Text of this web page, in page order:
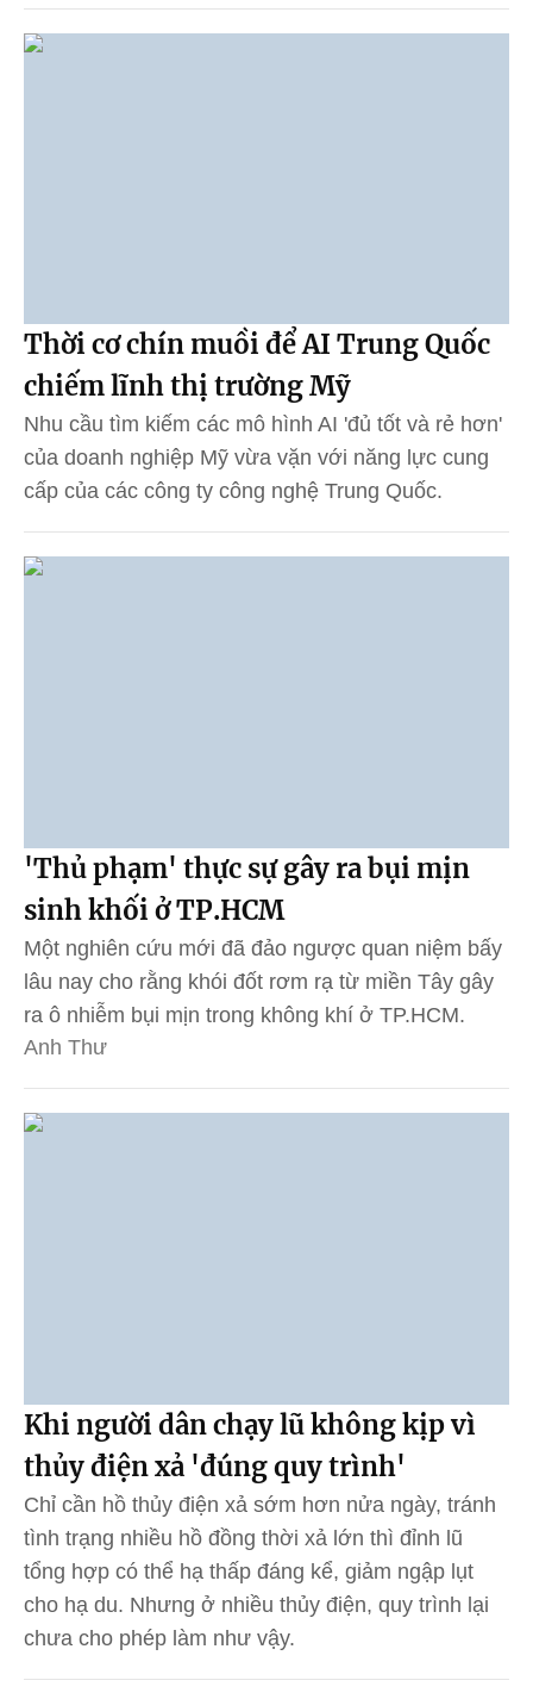
Thời cơ chín muồi để AI Trung Quốc
chiếm lĩnh thị trường Mỹ
Nhu cầu tìm kiếm các mô hình AI 'đủ tốt và rẻ hơn'
của doanh nghiệp Mỹ vừa vặn với năng lực cung
cấp của các công ty công nghệ Trung Quốc.
'Thủ phạm' thực sự gây ra bụi mịn
sinh khối ở TP.HCM
Một nghiên cứu mới đã đảo ngược quan niệm bấy
lâu nay cho rằng khói đốt rơm rạ từ miền Tây gây
ra ô nhiễm bụi mịn trong không khí ở TP.HCM.
Anh Thư
Khi người dân chạy lũ không kịp vì
thủy điện xả 'đúng quy trình'
Chỉ cần hồ thủy điện xả sớm hơn nửa ngày, tránh
tình trạng nhiều hồ đồng thời xả lớn thì đỉnh lũ
tổng hợp có thể hạ thấp đáng kể, giảm ngập lụt
cho hạ du. Nhưng ở nhiều thủy điện, quy trình lại
chưa cho phép làm như vậy.